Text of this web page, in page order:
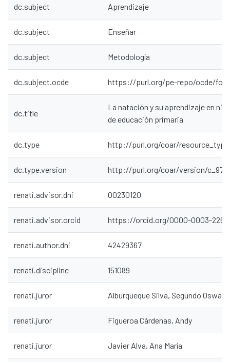
dc.subject Aprendizaje
dc.subject Enseñar
dc.subject Metodología
dc.subject.ocde https://purl.org/pe-repo/ocde/
dc.title
La natación y su aprendizaje en
de educación primaria
dc.type http://purl.org/coar/
dc.type.version http://purl.org/coar/version/
renati.advisor.dni 00230120
renati.advisor.orcid https://orcid.org/0000-0003-
renati.author.dni 42429367
renati.discipline 151089
renati.juror Alburqueque Silva, Segundo
renati.juror Figueroa Cárdenas, Andy
renati.juror Javier Alva, Ana María